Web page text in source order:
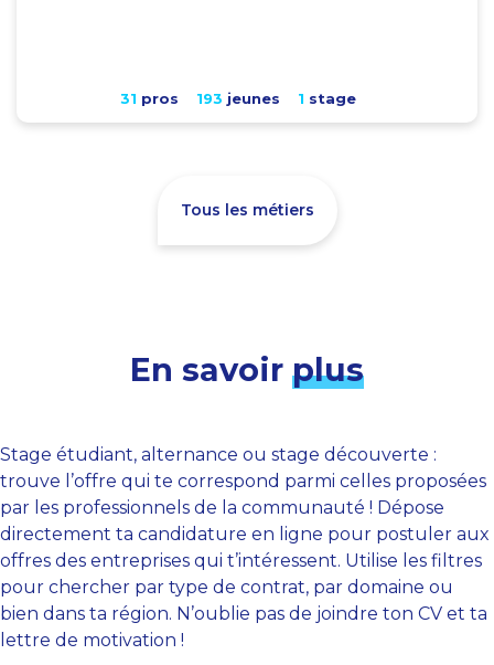
31 pros 193 jeunes 1 stage
Tous les métiers
En savoir plus
Stage étudiant, alternance ou stage découverte :
trouve l’offre qui te correspond parmi celles proposées
par les professionnels de la communauté ! Dépose
directement ta candidature en ligne pour postuler aux
offres des entreprises qui t’intéressent. Utilise les filtres
pour chercher par type de contrat, par domaine ou
bien dans ta région. N’oublie pas de joindre ton CV et ta
lettre de motivation !